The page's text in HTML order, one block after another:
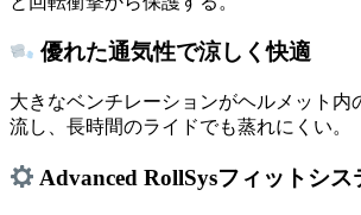
優れた通気性で涼しく快適
大きなベンチレーションがヘルメット内
流し、長時間のライドでも蒸れにくい。
Advanced RollSysフィットシス